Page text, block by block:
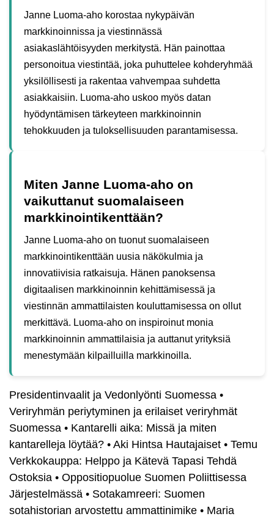
Janne Luoma-aho korostaa nykypäivän
markkinoinnissa ja viestinnässä
asiakaslähtöisyyden merkitystä. Hän painottaa
personoitua viestintää, joka puhuttelee kohderyhmää
yksilöllisesti ja rakentaa vahvempaa suhdetta
asiakkaisiin. Luoma-aho uskoo myös datan
hyödyntämisen tärkeyteen markkinoinnin
tehokkuuden ja tuloksellisuuden parantamisessa.
Miten Janne Luoma-aho on
vaikuttanut suomalaiseen
markkinointikenttään?
Janne Luoma-aho on tuonut suomalaiseen
markkinointikenttään uusia näkökulmia ja
innovatiivisia ratkaisuja. Hänen panoksensa
digitaalisen markkinoinnin kehittämisessä ja
viestinnän ammattilaisten kouluttamisessa on ollut
merkittävä. Luoma-aho on inspiroinut monia
markkinoinnin ammattilaisia ja auttanut yrityksiä
menestymään kilpailluilla markkinoilla.
Presidentinvaalit ja Vedonlyönti Suomessa •
Veriryhmän periytyminen ja erilaiset veriryhmät
Suomessa • Kantarelli aika: Missä ja miten
kantarelleja löytää? • Aki Hintsa Hautajaiset • Temu
Verkkokauppa: Helppo ja Kätevä Tapasi Tehdä
Ostoksia • Oppositiopuolue Suomen Poliittisessa
Järjestelmässä • Sotakamreeri: Suomen
sotahistorian arvostettu ammattinimike • Maria